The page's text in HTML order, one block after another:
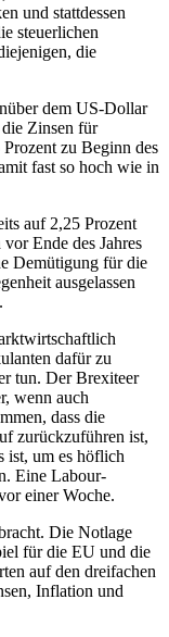
und stattdessen
steuerlichen
die
dem US-Dollar
die Zinsen für
zu Beginn des
fast so hoch wie in
auf 2,25 Prozent
Ende des Jahres
Demütigung für die
ausgelassen
dafür zu
tun. Der Brexiteer
wenn auch
dass die
zurückzuführen ist,
ist, um es höflich
Eine Labour-
einer Woche.
Die Notlage
für die EU und die
auf den dreifachen
Inflation und